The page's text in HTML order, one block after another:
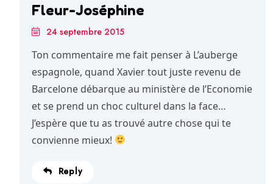
Fleur-Joséphine
24 septembre 2015
Ton commentaire me fait penser à L’auberge
espagnole, quand Xavier tout juste revenu de
Barcelone débarque au ministère de l’Economie
et se prend un choc culturel dans la face…
J’espère que tu as trouvé autre chose qui te
convienne mieux!
Reply